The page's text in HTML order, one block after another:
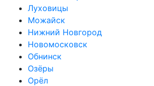
Луховицы
Можайск
Нижний Новгород
Новомосковск
Обнинск
Озёры
Орёл